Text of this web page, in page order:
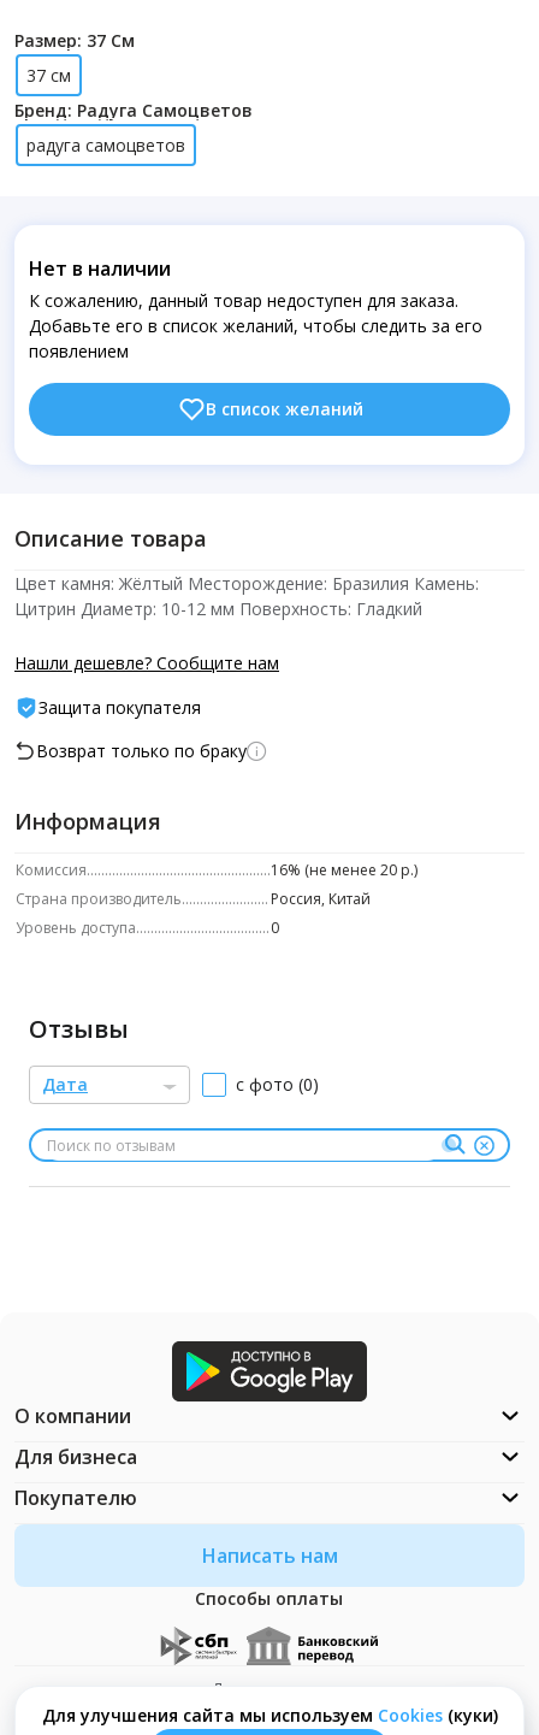
Для улучшения сайта мы используем Сookies(куки)
Размер: 37 См
37 см
Бренд: Радуга Самоцветов
радуга самоцветов
Нет в наличии
К сожалению, данный товар недоступен для заказа.
Добавьте его в список желаний, чтобы следить за его
появлением
В список желаний
Описание товара
Цвет камня: Жёлтый Месторождение: Бразилия Камень:
Цитрин Диаметр: 10-12 мм Поверхность: Гладкий
Нашли дешевле? Сообщите нам
Защита покупателя
Возврат только по браку
Информация
Комиссия
16% (не менее 20 р.)
Страна производитель
Россия, Китай
Уровень доступа
0
Отзывы
Дата с фото (0)
Написать нам
Способы оплаты
О компании
Для бизнеса
Покупателю
Документация
Что такое Cookies?